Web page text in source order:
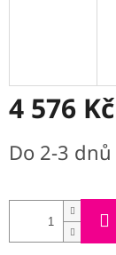
4 576 Kč
cena:
Do 2-3 dnů